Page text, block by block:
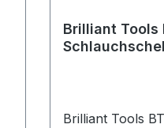
Brilliant Tools BT526001
Brilliant Tools BT526001